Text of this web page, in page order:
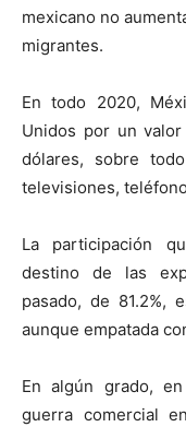
mexicano no
migrantes.
En todo 2020,
Unidos por un
dólares, sobre
televisiones,
La participación
destino de las
pasado, de 81.2%,
aunque empatada
En algún grado,
guerra comercial